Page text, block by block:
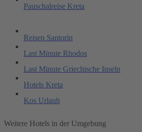
Pauschalreise Kreta
Reisen Santorin
Last Minute Rhodos
Last Minute Griechische Inseln
Hotels Kreta
Kos Urlaub
Weitere Hotels in der Umgebung